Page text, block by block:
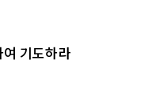
기도하라